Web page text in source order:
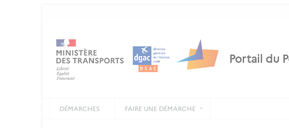
DÉMARCHES FAIRE UNE DÉMARCHE